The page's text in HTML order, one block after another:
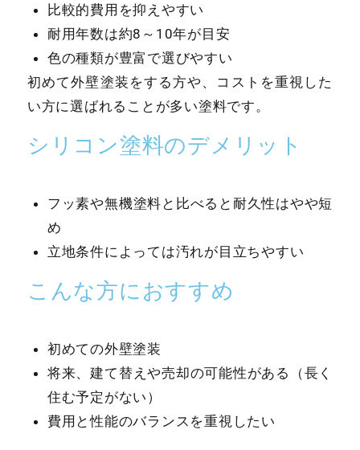
比較的費用を抑えやすい
耐用年数は約8～10年が目安
色の種類が豊富で選びやすい
初めて外壁塗装をする方や、コストを重視した
い方に選ばれることが多い塗料です。
シリコン塗料のデメリット
フッ素や無機塗料と比べると耐久性はやや短
め
立地条件によっては汚れが目立ちやすい
こんな方におすすめ
初めての外壁塗装
将来、建て替えや売却の可能性がある（長く
住む予定がない）
費用と性能のバランスを重視したい